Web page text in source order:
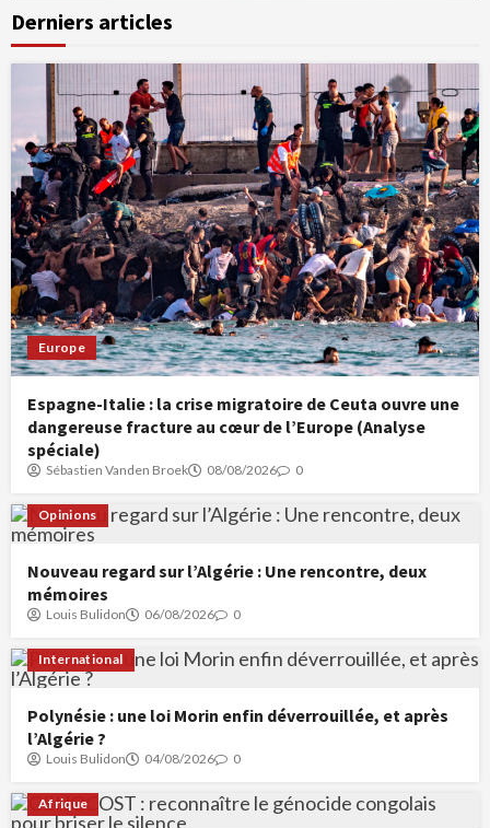
Derniers articles
Europe
Espagne-Italie : la crise migratoire de Ceuta ouvre une
dangereuse fracture au cœur de l’Europe (Analyse
spéciale)
Sébastien Vanden Broek 08/08/2026 0
Opinions
Nouveau regard sur l’Algérie : Une rencontre, deux
mémoires
Louis Bulidon 06/08/2026 0
International
Polynésie : une loi Morin enfin déverrouillée, et après
l’Algérie ?
Louis Bulidon 04/08/2026 0
Afrique